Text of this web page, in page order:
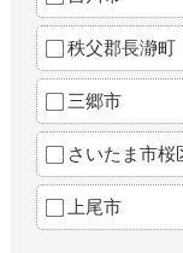
秩父郡長瀞町
三郷市
さいたま市桜
上尾市